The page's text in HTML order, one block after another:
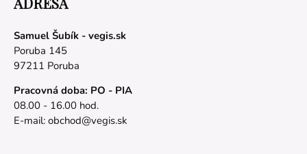
Samuel Šubík - vegis.sk
Poruba 145
97211 Poruba
Pracovná doba: PO - PIA
08.00 - 16.00 hod.
E-mail: obchod@vegis.sk